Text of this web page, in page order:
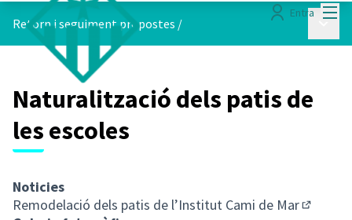
Entra
Retorn i seguiment propostes /
Naturalització dels patis de
les escoles
Noticies
Remodelació dels patis de l’Institut Cami de Mar